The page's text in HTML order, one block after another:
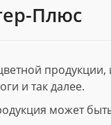
Плюс
и так далее.
может